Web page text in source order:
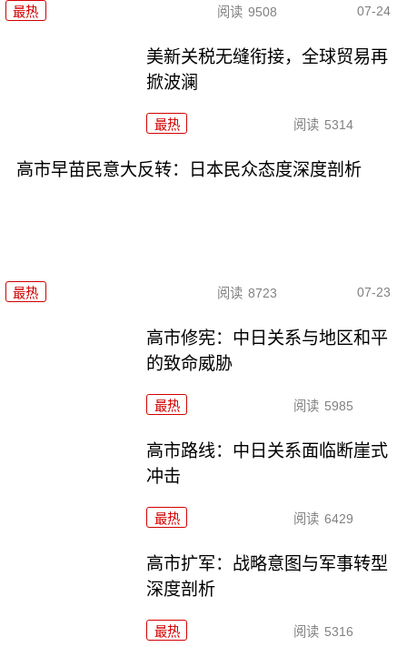
最热 阅读 9508 07-24
美新关税无缝衔接，全球贸易再
掀波澜
最热 阅读 5314
高市早苗民意大反转：日本民众态度深度剖析
最热 阅读 8723 07-23
高市修宪：中日关系与地区和平
的致命威胁
最热 阅读 5985
高市路线：中日关系面临断崖式
冲击
最热 阅读 6429
高市扩军：战略意图与军事转型
深度剖析
最热 阅读 5316